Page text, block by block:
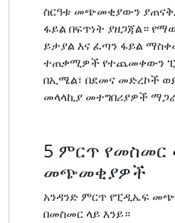
ስርዓቱ መጭመቂያውን
ፋይል በፍጥነት ያዘጋጃል።
ይታያል እና ፈጣን ፋይል
ተጠቃሚዎች የተጨመቀውን
በኢሜል፣ በደመና መድረኮች
መላላኪያ መተግበሪያዎች
5 ምርጥ የመስመር
መጭመቂያዎች
አንዳንድ ምርጥ የፒዲኤፍ
በመስመር ላይ እንይ።